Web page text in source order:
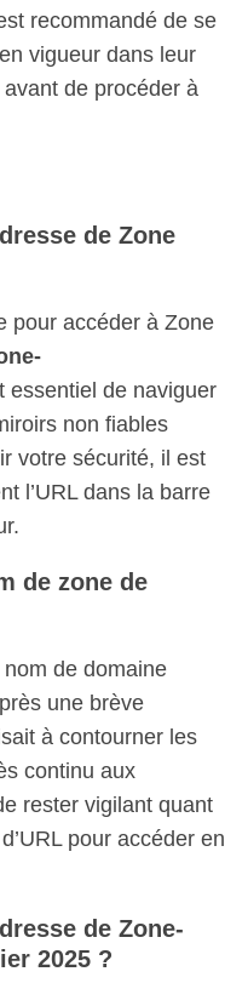
recommandé de se
vigueur dans leur
de procéder à
de Zone
pour accéder à Zone
essentiel de naviguer
non fiables
votre sécurité, il est
l’URL dans la barre
de zone de
de domaine
une brève
à contourner les
continu aux
rester vigilant quant
pour accéder en
de Zone-
2025 ?